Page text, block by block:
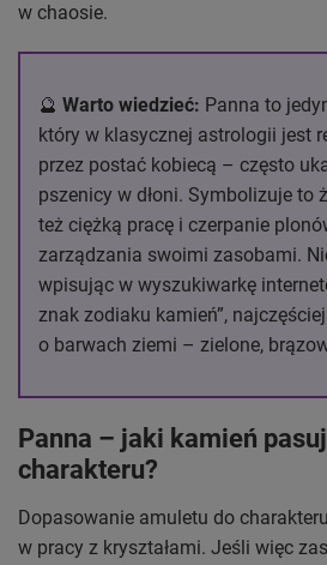
w chaosie.
🔮 Warto wiedzieć: Panna to
który w klasycznej astrologii jest
przez postać kobiecą – często
pszenicy w dłoni. Symbolizuje to
też ciężką pracę i czerpanie
zarządzania swoimi zasobami.
wpisując w wyszukiwarkę
znak zodiaku kamień”,
o barwach ziemi – zielone,
Panna – jaki kamień
charakteru?
Dopasowanie amuletu do
w pracy z kryształami. Jeśli więc